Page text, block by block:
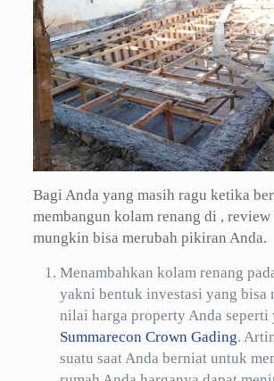
Bagi Anda yang masih ragu ketika
membangun kolam renang di ,
mungkin bisa merubah pikiran Anda.
Menambahkan kolam renang
yakni bentuk investasi yang bisa
nilai harga property Anda seperti
Summarecon Crown Gading.
suatu saat Anda berniat untuk